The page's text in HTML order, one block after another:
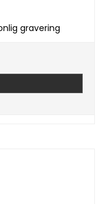
gravering